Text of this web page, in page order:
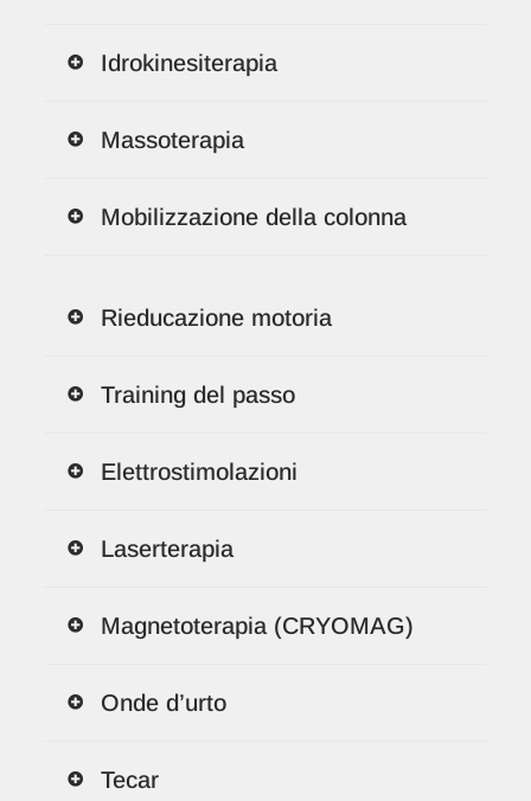
Idrokinesiterapia
Massoterapia
Mobilizzazione della colonna
Rieducazione motoria
Training del passo
Elettrostimolazioni
Laserterapia
Magnetoterapia (CRYOMAG)
Onde d’urto
Tecar